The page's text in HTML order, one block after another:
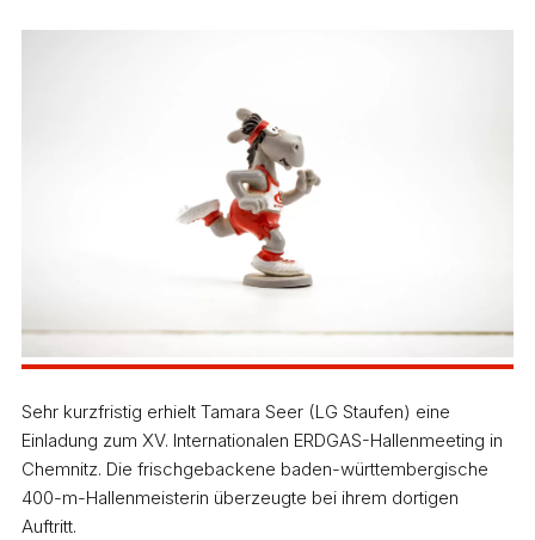
Sehr kurzfristig erhielt Tamara Seer (LG Staufen) eine
Einladung zum XV. Internationalen ERDGAS-Hallenmeeting in
Chemnitz. Die frischgebackene baden-württembergische
400-m-Hallenmeisterin überzeugte bei ihrem dortigen
Auftritt.